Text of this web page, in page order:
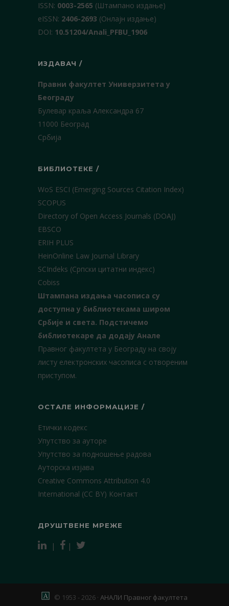
ISSN: 0003-2565 (Штампано издање)
еISSN: 2406-2693 (Онлајн издање)
DOI: 10.51204/Anali_PFBU_1906
ИЗДАВАЧ /
Правни факултет Универзитета у
Београду
Булевар краља Александра 67
11000 Београд
Србија
БИБЛИОТЕКЕ /
WoS ESCI (Emerging Sources Citation Index)
SCOPUS
Directory of Open Access Journals (DOAJ)
EBSCO
ERIH PLUS
HeinOnline Law Journal Library
SCIndeks (Српски цитатни индекс)
Cobiss
Штампана издања часописа су
доступна у библиотекама широм
Србије и света. Подстичемо
библиотекаре да додају Анале
Правног факултета у Београду на своју
листу електронских часописа с отвореним
приступом.
ОСТАЛЕ ИНФОРМАЦИЈЕ /
Етички кодекс
Упутство за ауторе
Упутство за подношење радова
Ауторска изјава
Creative Commons Attribution 4.0
International (CC BY) Контакт
ДРУШТВЕНЕ МРЕЖЕ
| |
© 1953 - 2026 · АНАЛИ Правног факултета